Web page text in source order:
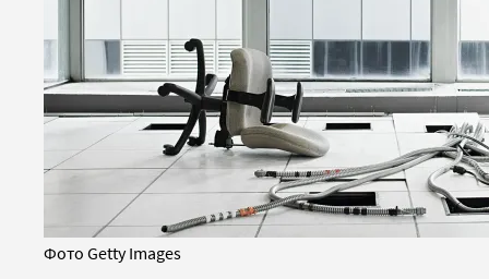
Фото Getty Images